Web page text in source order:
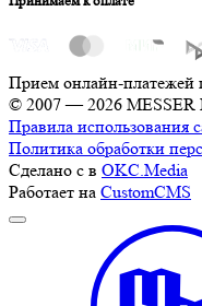
Прием онлайн-платежей
© 2007 — 2026 MESSER
Правила использования
Политика обработки
Сделано с в OKC.Media
Работает на CustomCMS